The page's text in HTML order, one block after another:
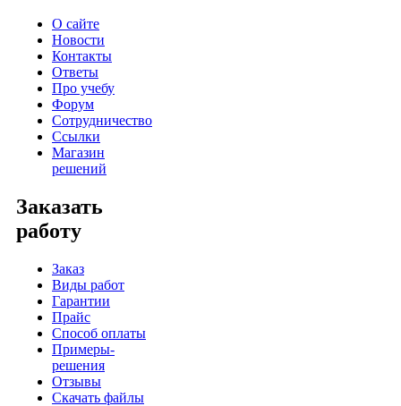
О сайте
Новости
Контакты
Ответы
Про учебу
Форум
Сотрудничество
Ссылки
Магазин
решений
Заказать
работу
Заказ
Виды работ
Гарантии
Прайс
Способ оплаты
Примеры-
решения
Отзывы
Скачать файлы